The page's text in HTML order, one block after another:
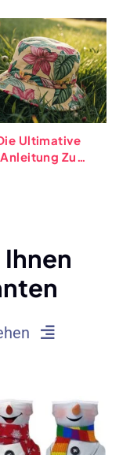
Ultimative
Anleitung Zu